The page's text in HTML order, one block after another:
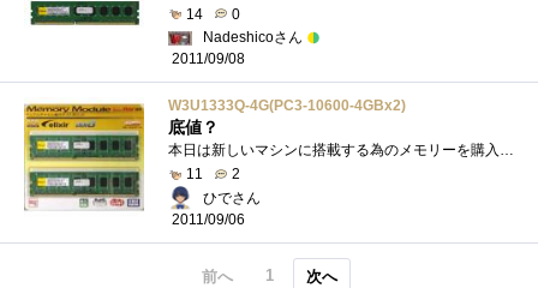
14
0
Nadeshicoさん
2011/09/08
W3U1333Q-4G(PC3-10600-4GBx2)
底値？
本日は新しいマシンに搭載する為のメモリーを購入何ですかこのメモリーの価格！安すぎますメモリーにもチップメーカーだったり色々有るみた�...
11
2
ひでさん
2011/09/06
前へ 1 次へ